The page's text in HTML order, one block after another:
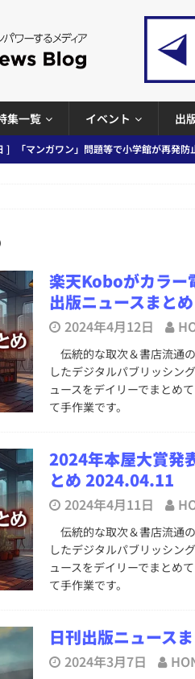
集一覧 イベント 出
]
「マンガワン」問題等で小学館が再発
]
]
EUが生成AIコンテンツの識別表示を義
スまとめ
] 文科省、プログラミング教育にAI活用
まとめ
スまとめ 2026.07.31
日刊出版ニュースま
] チャットボット（ベータ版）を公開しま
] ChatGPTが文体模写を拒否するように
まとめ
] 講談社、著者向けポータルサイト・プ
日刊出版ニュースまとめ
楽天Koboがカラー
出版ニュースまと
2024年4月12日
伝統的な取次＆書店流通
したデジタルパブリッシン
ュースをデイリーでまとめ
て手作業です。
2024年本屋大賞発
とめ 2024.04.11
2024年4月11日
伝統的な取次＆書店流通
したデジタルパブリッシン
ュースをデイリーでまとめ
て手作業です。
日刊出版ニュース
2024年3月7日